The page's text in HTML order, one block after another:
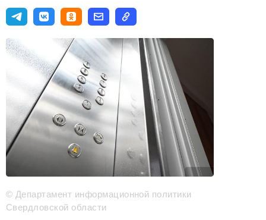
Топ-100 влиятельных людей Свердловской области
Видео
ТОП-100 влиятельных людей — 2025
Телефон редакции: +7 495 727-01-67
Электронные почты редакции:
Информационный отдел
info@business-magazine.online
Отдел рекламы
Отдел распространения/редакционная подписка
podpiska@business-magazine.online
© Департамент информационной политики
Свердловской области